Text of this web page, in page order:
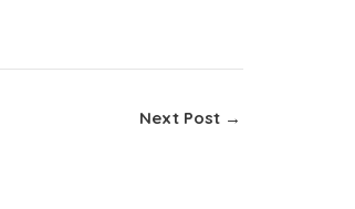
Next Post →